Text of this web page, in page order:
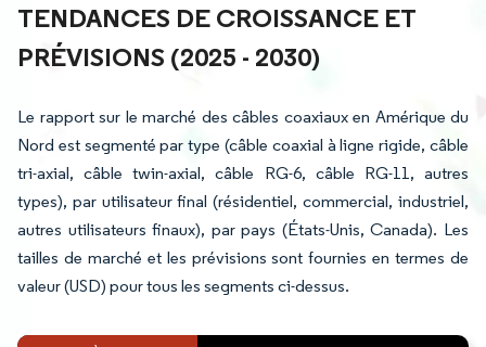
TENDANCES DE CROISSANCE ET
PRÉVISIONS (2025 - 2030)
Le rapport sur le marché des câbles coaxiaux en Amérique du
Nord est segmenté par type (câble coaxial à ligne rigide, câble
tri-axial, câble twin-axial, câble RG-6, câble RG-11, autres
types), par utilisateur final (résidentiel, commercial, industriel,
autres utilisateurs finaux), par pays (États-Unis, Canada). Les
tailles de marché et les prévisions sont fournies en termes de
valeur (USD) pour tous les segments ci-dessus.